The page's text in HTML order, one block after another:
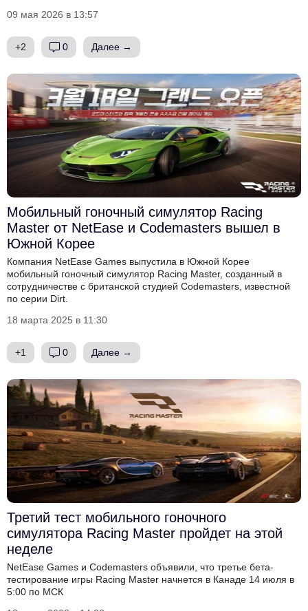
09 мая 2026 в 13:57
+2 0 Далее →
Мобильный гоночный симулятор Racing
Master от NetEase и Codemasters вышел в
Южной Корее
Компания NetEase Games выпустила в Южной Корее
мобильный гоночный симулятор Racing Master, созданный в
сотрудничестве с британской студией Codemasters, известной
по серии Dirt.
18 марта 2025 в 11:30
+1 0 Далее →
Третий тест мобильного гоночного
симулятора Racing Master пройдет на этой
неделе
NetEase Games и Codemasters объявили, что третье бета-
тестирование игры Racing Master начнется в Канаде 14 июля в
5:00 по МСК